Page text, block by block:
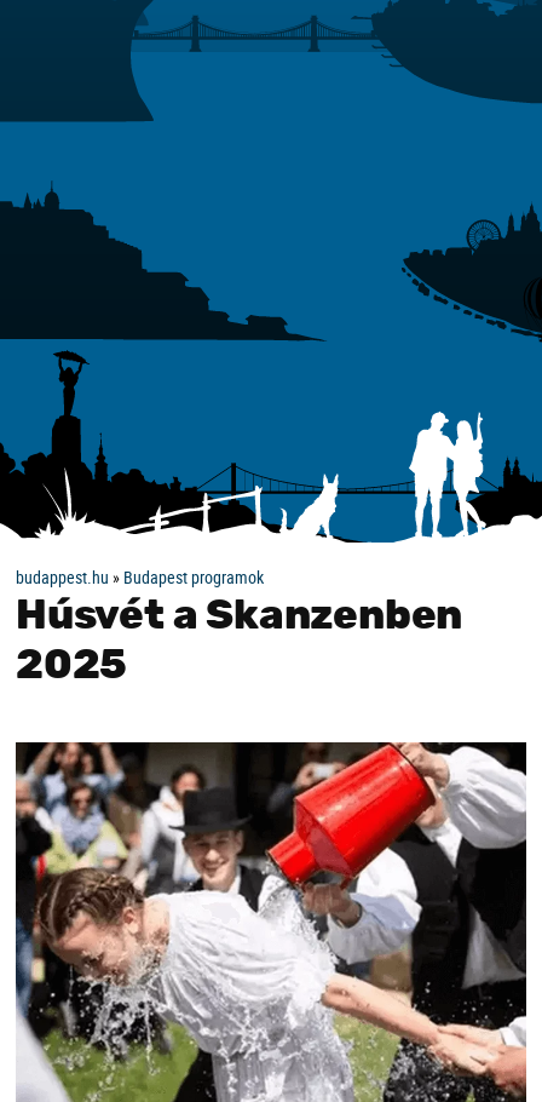
budappest.hu » Budapest programok
Húsvét a Skanzenben
2025